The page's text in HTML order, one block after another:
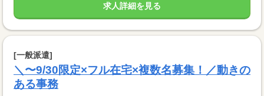
求人詳細を見る
[一般派遣]
＼〜9/30限定×フル在宅×複数名募集！／動きの
ある事務